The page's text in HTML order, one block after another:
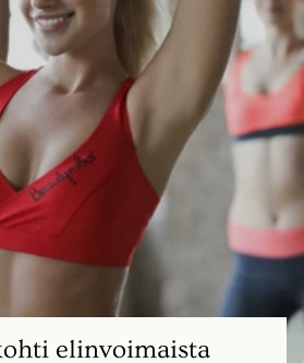
elinvoimaista